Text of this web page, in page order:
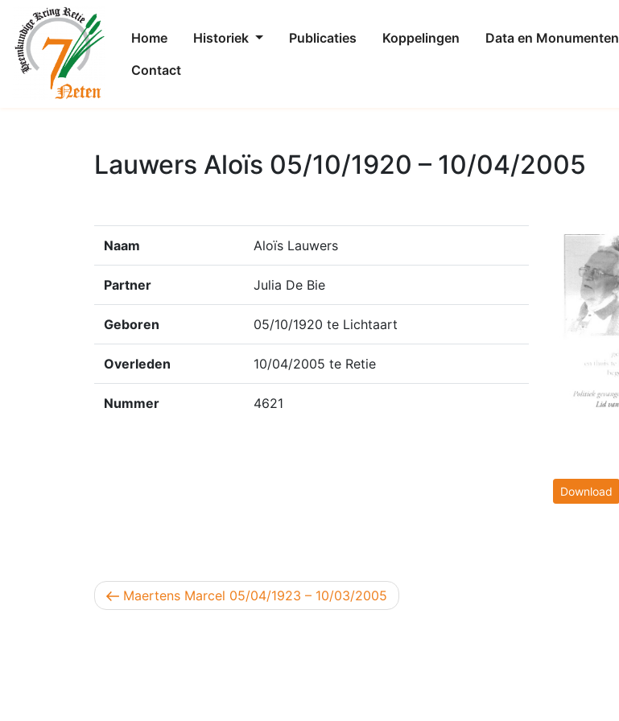
Home Historiek Publicaties Koppelingen Data en Monumenten
Contact
Lauwers Aloïs 05/10/1920 – 10/04/2005
Naam Aloïs Lauwers
Partner Julia De Bie
Geboren 05/10/1920 te Lichtaart
Overleden 10/04/2005 te Retie
Nummer 4621
Download
Berichtnavigatie
Vorig bericht
Maertens Marcel 05/04/1923 – 10/03/2005